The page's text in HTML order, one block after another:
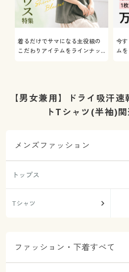
着るだけでサマになる主役級の
こだわりアイテムをラインナッ
今
ム
【男女兼用】ドライ吸汗
トTシャツ(半袖)
メンズファッション
トップス
Tシャツ
ファッション・下着すべて